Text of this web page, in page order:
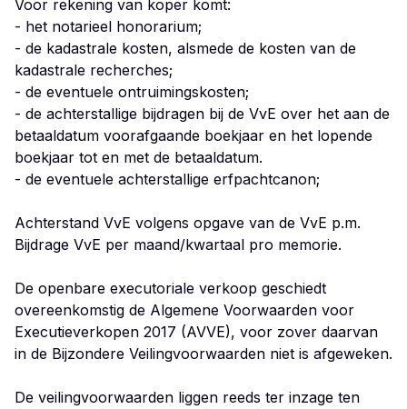
Voor rekening van koper komt:
- het notarieel honorarium;
- de kadastrale kosten, alsmede de kosten van de
kadastrale recherches;
- de eventuele ontruimingskosten;
- de achterstallige bijdragen bij de VvE over het aan de
betaaldatum voorafgaande boekjaar en het lopende
boekjaar tot en met de betaaldatum.
- de eventuele achterstallige erfpachtcanon;
Achterstand VvE volgens opgave van de VvE p.m.
Bijdrage VvE per maand/kwartaal pro memorie.
De openbare executoriale verkoop geschiedt
overeenkomstig de Algemene Voorwaarden voor
Executieverkopen 2017 (AVVE), voor zover daarvan
in de Bijzondere Veilingvoorwaarden niet is afgeweken.
De veilingvoorwaarden liggen reeds ter inzage ten